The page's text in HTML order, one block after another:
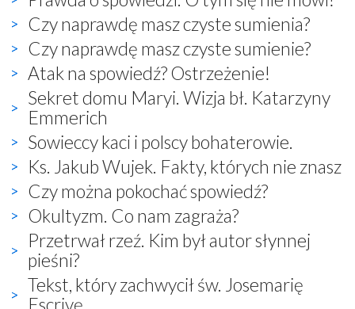
Czy naprawdę masz czyste sumienia?
Czy naprawdę masz czyste sumienie?
Atak na spowiedź? Ostrzeżenie!
Sekret domu Maryi. Wizja bł. Katarzyny
Emmerich
Sowieccy kaci i polscy bohaterowie.
Ks. Jakub Wujek. Fakty, których nie znasz
Czy można pokochać spowiedź?
Okultyzm. Co nam zagraża?
Przetrwał rzeź. Kim był autor słynnej
pieśni?
Tekst, który zachwycił św. Josemarię
Escrivę